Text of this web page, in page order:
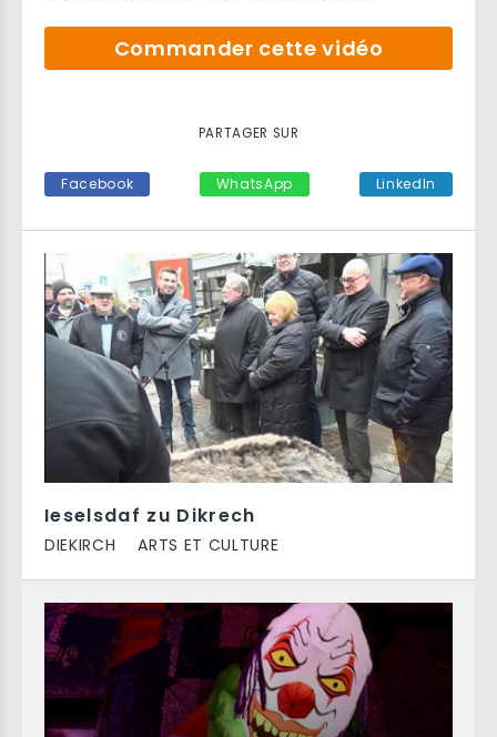
Ieselsdaf zu Dikrech
DIEKIRCH ARTS ET CULTURE
Commander cette vidéo
PARTAGER SUR
Facebook WhatsApp LinkedIn